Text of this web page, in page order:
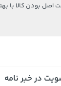
اصل بودن کالا با
در خبر نامه